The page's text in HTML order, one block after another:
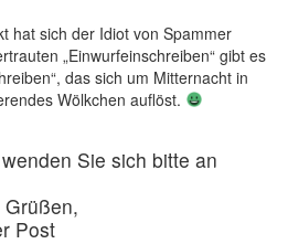
hat sich der Idiot von Spammer
„Einwurfeinschreiben“ gibt es
das sich um Mitternacht in
Wölkchen auflöst.
Sie sich bitte an
Post